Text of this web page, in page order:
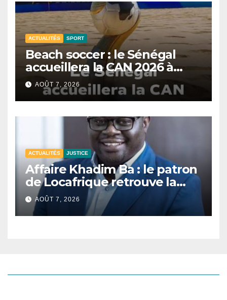
ACTUALITÉS SPORT
Beach soccer : le Sénégal
accueillera la CAN 2026 à
Dakar.
AOÛT 7, 2026
ACTUALITÉS JUSTICE
Affaire Khadim Ba : le patron
de Locafrique retrouve la
liberté.
AOÛT 7, 2026